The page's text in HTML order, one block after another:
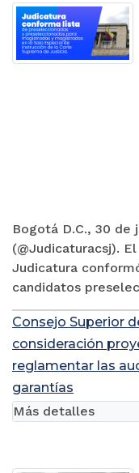
Bogotá D.C., 30 de
(@Judicaturacsj).
Judicatura
candidatos
Consejo Superior
consideración
reglamentar las
garantías
Más detalles